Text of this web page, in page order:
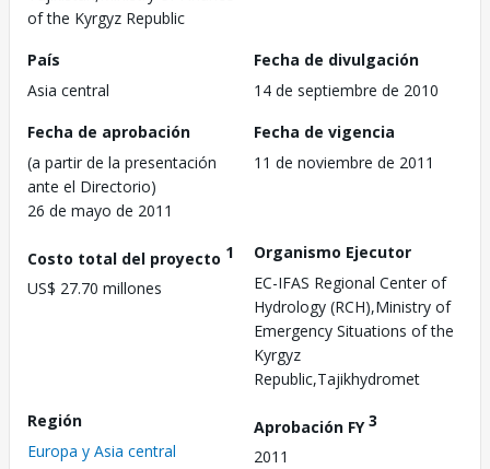
of the Kyrgyz Republic
País
Asia central
Fecha de divulgación
14 de septiembre de 2010
Fecha de aprobación
(a partir de la presentación
ante el Directorio)
26 de mayo de 2011
Fecha de vigencia
11 de noviembre de 2011
Costo total del proyecto 1
US$ 27.70 millones
Organismo Ejecutor
EC-IFAS Regional Center of
Hydrology (RCH),Ministry of
Emergency Situations of the
Kyrgyz
Republic,Tajikhydromet
Región
Europa y Asia central
Aprobación FY3
2011